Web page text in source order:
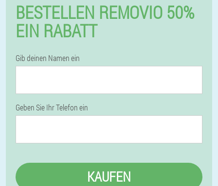
BESTELLEN REMOVIO 50%
EIN RABATT
Gib deinen Namen ein
Geben Sie Ihr Telefon ein
KAUFEN